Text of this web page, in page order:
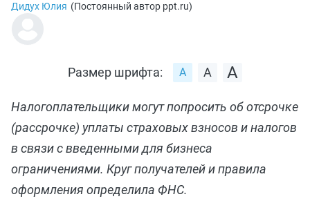
Дидух Юлия (Постоянный автор ppt.ru)
Размер шрифта:
Налогоплательщики могут попросить об отсрочке
(рассрочке) уплаты страховых взносов и налогов
в связи с введенными для бизнеса
ограничениями. Круг получателей и правила
оформления определила ФНС.